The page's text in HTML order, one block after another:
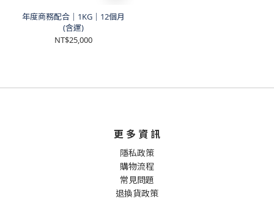
年度商務配合｜1KG｜12個月
(含運)
NT$25,000
更 多 資 訊
隱私政策
購物流程
常見問題
退換貨政策